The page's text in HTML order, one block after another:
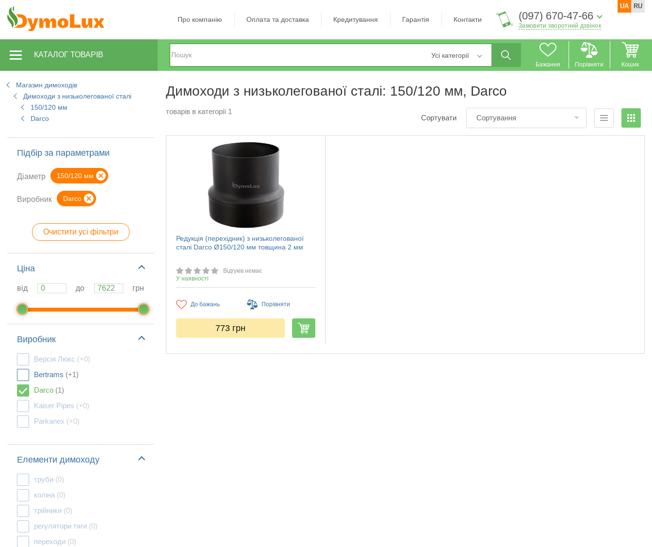
Про компанію Оплата та доставка Кредитування Гарантія Контакти (097) 670-47-66
Замовити зворотний дзвінок
UA RU
КАТАЛОГ ТОВАРІВ Усі категорії
Бажання Порівняти Кошик
Магазин димоходів
Димоходи з низьколегованої сталі
150/120 мм
Darco
Підбір за параметрами
Діаметр 150/120 мм
Виробник Darco
Очистити усі фільтри
Ціна
від до грн
Виробник
Версія Люкс (+0)
Bertrams (+1)
Darco (1)
Kaiser Pipes (+0)
Parkanex (+0)
Елементи димоходу
труби (0)
коліна (0)
трійники (0)
регулятори тяги (0)
переходи (0)
Димоходи з низьколегованої сталі: 150/120 мм, Darco
товарів в категорії 1
Сортувати Сортування
Редукція (перехідник) з низьколегованої
сталі Darco Ø150/120 мм товщина 2 мм
Відгуків немає
У наявності
До бажань Порівняти
773 грн